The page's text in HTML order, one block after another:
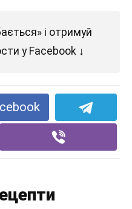
і отримуй
у Facebook ↓